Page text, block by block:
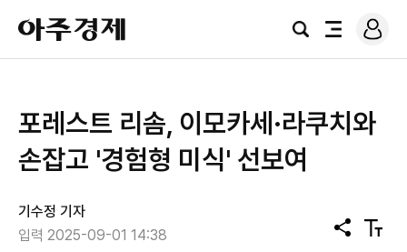
아
주
경
검
전
로
그
포레스트 리솜, 이모카세·라쿠치와
손잡고 '경험형 미식' 선보여
기수정 기자
입력 2025-09-01 14:38
공
텍